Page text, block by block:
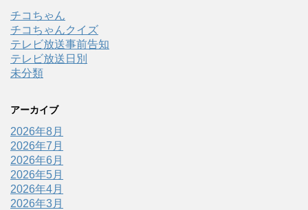
チコちゃん
チコちゃんクイズ
テレビ放送事前告知
テレビ放送日別
未分類
アーカイブ
2026年8月
2026年7月
2026年6月
2026年5月
2026年4月
2026年3月